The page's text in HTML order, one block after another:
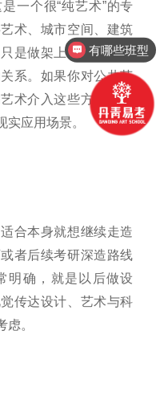
一个很“纯艺术”的专
术、城市空间、建筑
是做架上雕塑，也更
系。如果你对公共艺
术介入这些方向感兴
应用场景。
合本身就想继续走造
者后续考研深造路线
明确，就是以后做设
传达设计、艺术与科
。
有哪些班型